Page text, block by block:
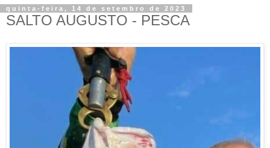
quinta-feira, 14 de setembro de 2023
SALTO AUGUSTO - PESCA